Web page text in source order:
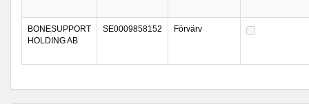
BONESUPPORT
HOLDING AB
SE0009858152 Förvärv